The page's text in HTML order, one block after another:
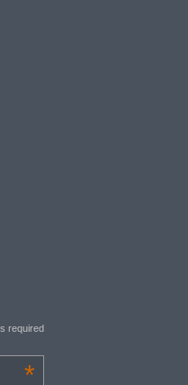
required
*